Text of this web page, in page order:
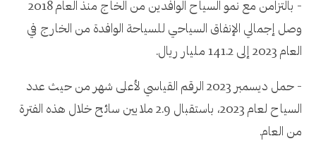
- بالتزامن مع نمو السياح الوافدين من الخاج منذ العام 2018
وصل إجمالي الإنفاق السياحي للسياحة الوافدة من الخارج في
العام 2023 إلى 141.2 مليار ريال.
- حمل ديسمبر 2023 الرقم القياسي لأعلى شهر من حيث عدد
السياح لعام 2023، باستقبال 2.9 ملايين سائح خلال هذه الفترة
من العام.